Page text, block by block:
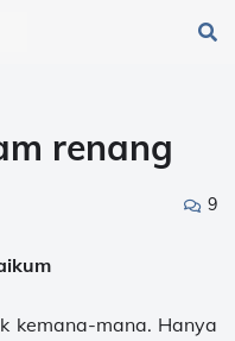
renang
9
kemana-mana. Hanya